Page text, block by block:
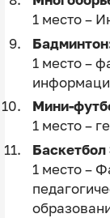
1 место –
1 место –
Мини-
1 место –
Баскетбол
1 место –